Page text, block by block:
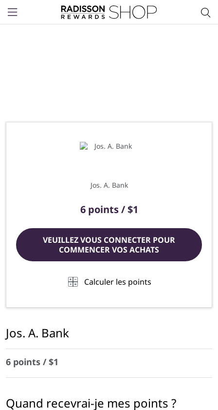
Menu
Jos. A. Bank
6 points / $1
VEUILLEZ VOUS CONNECTER POUR
COMMENCER VOS ACHATS
Calculer les points
Jos. A. Bank
6 points / $1
Quand recevrai-je mes points ?